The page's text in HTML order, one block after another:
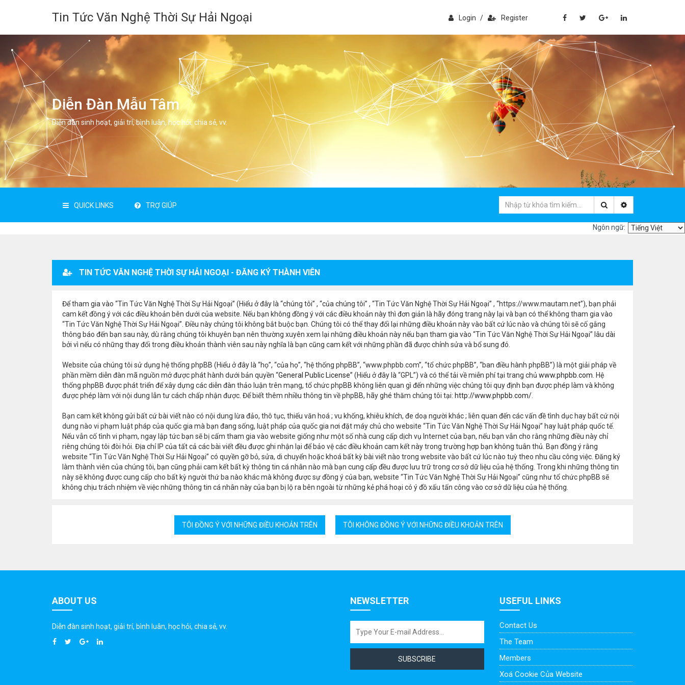
Tin Tức Văn Nghệ Thời Sự Hải Ngoại Login / Register
Diễn Đàn Mẫu Tâm
Diễn đàn sinh hoạt, giải trí, bình luân, học hỏi, chia sẻ, vv.
QUICK LINKS TRỢ GIÚP
Ngôn ngữ:
TIN TỨC VĂN NGHỆ THỜI SỰ HẢI NGOẠI - ĐĂNG KÝ THÀNH VIÊN
Để tham gia vào “Tin Tức Văn Nghệ Thời Sự Hải Ngoại” (Hiểu ở đây là “chúng tôi” , “của chúng tôi” , “Tin Tức Văn Nghệ Thời Sự Hải Ngoại” , “https://www.mautam.net”), bạn phải
cam kết đồng ý với các điều khoản bên dưới của website. Nếu bạn không đồng ý với các điều khoản này thì đơn giản là hãy đóng trang này lại và bạn có thể không tham gia vào
“Tin Tức Văn Nghệ Thời Sự Hải Ngoại”. Điều này chúng tôi không bắt buộc bạn. Chúng tôi có thể thay đổi lại những điều khoản này vào bất cứ lúc nào và chúng tôi sẽ cố gắng
thông báo đến bạn sau này, dù rằng chúng tôi khuyên bạn nên thường xuyên xem lại những điều khoản này nếu bạn tham gia vào “Tin Tức Văn Nghệ Thời Sự Hải Ngoại” lâu dài
bởi vì nếu có những thay đổi trong điều khoản thành viên sau này nghĩa là bạn cũng cam kết với những phần đã được chỉnh sửa và bổ sung đó.
Website của chúng tôi sử dụng hệ thống phpBB (Hiểu ở đây là “họ”, “của họ”, “hệ thống phpBB”, “www.phpbb.com”, “tổ chức phpBB”, “ban điều hành phpBB”) là một giải pháp về
phần mềm diễn đàn mã nguồn mở được phát hành dưới bản quyền “General Public License” (Hiểu ở đây là “GPL”) và có thể tải về miễn phí tại trang chủ www.phpbb.com . Hệ
thống phpBB được phát triển để xây dựng các diễn đàn thảo luận trên mạng, tổ chức phpBB không liên quan gì đến những việc chúng tôi quy định bạn được phép làm và không
được phép làm với nội dung lẫn tư cách chấp nhận được. Để biết thêm nhiều thông tin về phpBB, hãy ghé thăm chúng tôi tại: http://www.phpbb.com/
Bạn cam kết không gửi bất cứ bài viết nào có nội dung lừa đảo, thô tục, thiếu văn hoá ; vu khống, khiêu khích, đe doạ người khác ; liên quan đến các vấn đề tình dục hay bất cứ nội
dung nào vi phạm luật pháp của quốc gia mà bạn đang sống, luật pháp của quốc gia nơi đặt máy chủ cho website “Tin Tức Văn Nghệ Thời Sự Hải Ngoại” hay luật pháp quốc tế.
Nếu vẫn cố tình vi phạm, ngay lập tức bạn sẽ bị cấm tham gia vào website giống như một số nhà cung cấp dịch vụ Internet của bạn, nếu bạn vẫn cho rằng những điều này chỉ
riêng chúng tôi đòi hỏi. Địa chỉ IP của tất cả các bài viết đều được ghi nhận lại để bảo vệ các điều khoản cam kết này trong trường hợp bạn không tuân thủ. Bạn đồng ý rằng
website “Tin Tức Văn Nghệ Thời Sự Hải Ngoại” có quyền gỡ bỏ, sửa, di chuyển hoặc khoá bất kỳ bài viết nào trong website vào bất cứ lúc nào tuỳ theo nhu cầu công việc. Đăng ký
làm thành viên của chúng tôi, bạn cũng phải cam kết bất kỳ thông tin cá nhân nào mà bạn cung cấp đều được lưu trữ trong cơ sở dữ liệu của hệ thống. Trong khi những thông tin
này sẽ không được cung cấp cho bất kỳ người thứ ba nào khác mà không được sự đồng ý của bạn, website “Tin Tức Văn Nghệ Thời Sự Hải Ngoại” cũng như tổ chức phpBB sẽ
không chịu trách nhiệm về việc những thông tin cá nhân này của bạn bị lộ ra bên ngoài từ những kẻ phá hoại có ý đồ xấu tấn công vào cơ sở dữ liệu của hệ thống.
ABOUT US
Diễn đàn sinh hoạt, giải trí, bình luân, học hỏi, chia sẻ, vv.
NEWSLETTER
SUBSCRIBE
USEFUL LINKS
Contact Us
The Team
Members
Xoá Cookie Của Website